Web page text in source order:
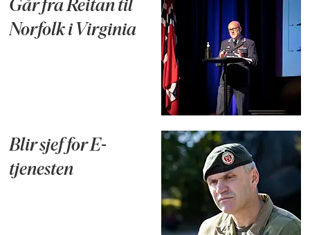
Går fra Reitan til
Norfolk i Virginia
Blir sjef for E-
tjenesten